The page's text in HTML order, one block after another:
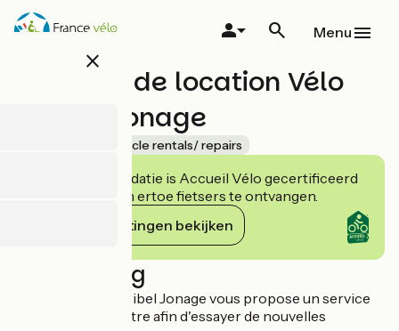
Overslaan
en
close
Menu
Magasin de location Vélo
Miribel Jonage
Bicycle rentals/ repairs
Deze accommodatie is Accueil Vélo gecertificeerd
en verbindt zich ertoe fietsers te ontvangen.
Haar verplichtingen bekijken
Beschrijving
Le Grand Parc Miribel Jonage vous propose un service
de location terrestre afin d'essayer de nouvelles